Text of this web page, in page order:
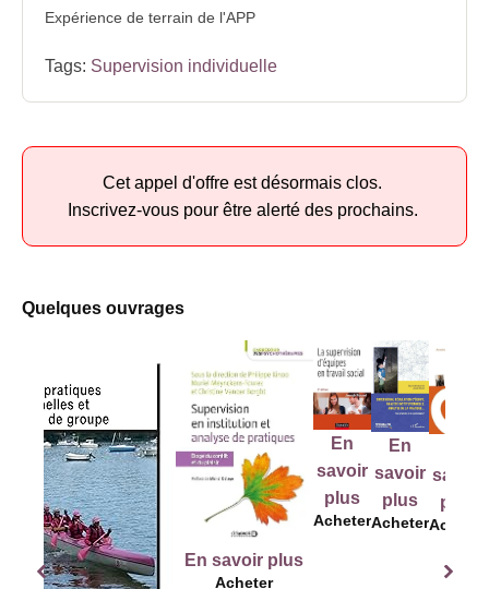
Expérience de terrain de l'APP
Tags: Supervision individuelle
Cet appel d'offre est désormais clos.
Inscrivez-vous pour être alerté des prochains.
Quelques ouvrages
En savoir plus
Acheter
savoir
plus
Acheter
savoir
plus
Acheter
savoir
plus
Acheter